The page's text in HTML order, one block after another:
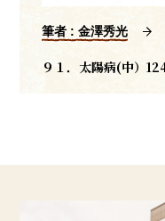
筆者 : 金澤秀光
９１．太陽病(中）